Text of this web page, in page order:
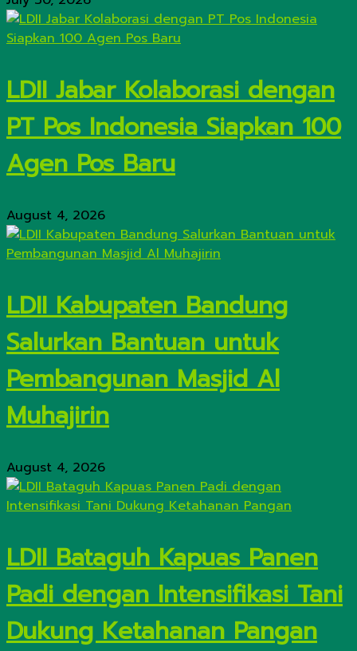
LDII Jabar Kolaborasi dengan
PT Pos Indonesia Siapkan 100
Agen Pos Baru
August 4, 2026
LDII Kabupaten Bandung
Salurkan Bantuan untuk
Pembangunan Masjid Al
Muhajirin
August 4, 2026
LDII Bataguh Kapuas Panen
Padi dengan Intensifikasi Tani
Dukung Ketahanan Pangan